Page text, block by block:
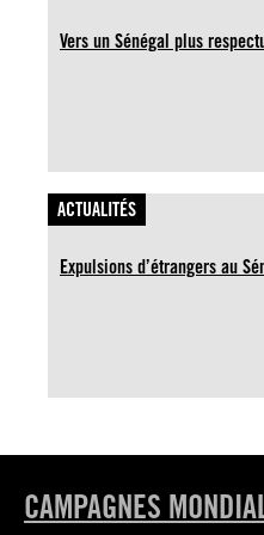
Vers un Sénégal plus
ACTUALITÉS
Expulsions d’étrangers au
CAMPAGNES